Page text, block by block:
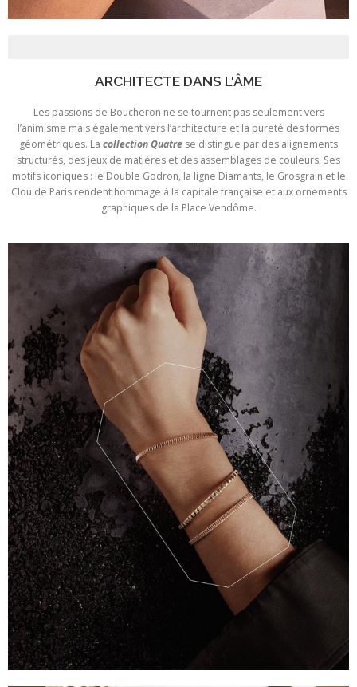
ARCHITECTE DANS L'ÂME
Les passions de Boucheron ne se tournent pas seulement vers
l’animisme mais également vers l’architecture et la pureté des formes
géométriques. La collection Quatre se distingue par des alignements
structurés, des jeux de matières et des assemblages de couleurs. Ses
motifs iconiques : le Double Godron, la ligne Diamants, le Grosgrain et le
Clou de Paris rendent hommage à la capitale française et aux ornements
graphiques de la Place Vendôme.